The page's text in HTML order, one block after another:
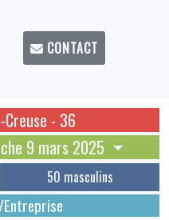
CONTACT
9 mars 2025
- 36
50 masculins